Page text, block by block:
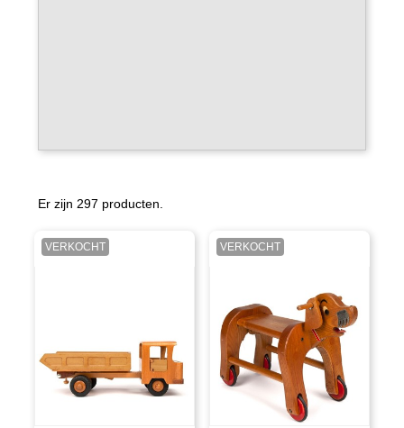
Er zijn 297 producten.
VERKOCHT VERKOCHT